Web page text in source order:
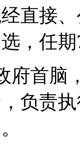
直接
，任
府首脑
负责